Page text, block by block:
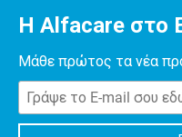
Η Alfacare στο
Μάθε πρώτος τα νέα